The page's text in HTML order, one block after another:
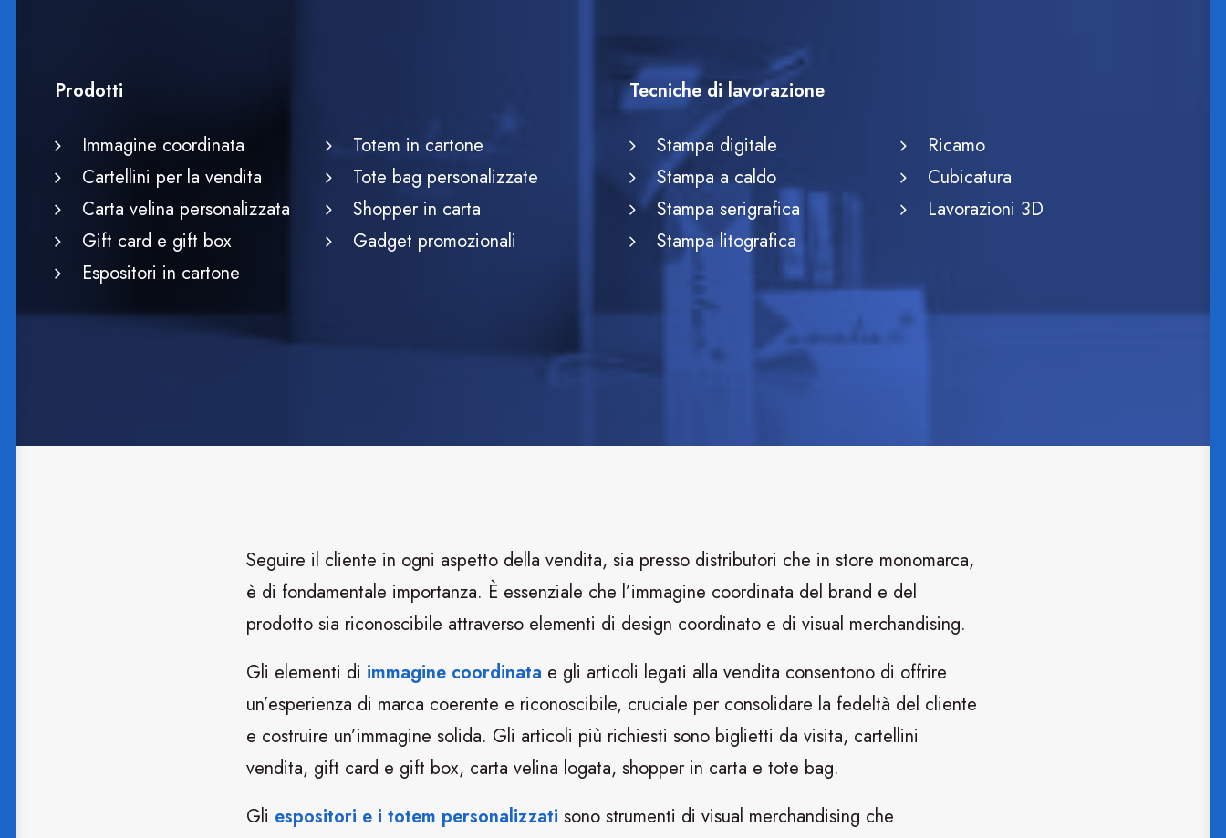
Prodotti
Immagine coordinata
Cartellini per la vendita
Carta velina personalizzata
Gift card e gift box
Espositori in cartone
Totem in cartone
Tote bag personalizzate
Shopper in carta
Gadget promozionali
Tecniche di lavorazione
Stampa digitale
Stampa a caldo
Stampa serigrafica
Stampa litografica
Ricamo
Cubicatura
Lavorazioni 3D
Seguire il cliente in ogni aspetto della vendita, sia presso distributori che in store monomarca,
è di fondamentale importanza. È essenziale che l’immagine coordinata del brand e del
prodotto sia riconoscibile attraverso elementi di design coordinato e di visual merchandising.
Gli elementi di immagine coordinata e gli articoli legati alla vendita consentono di offrire
un’esperienza di marca coerente e riconoscibile, cruciale per consolidare la fedeltà del cliente
e costruire un’immagine solida. Gli articoli più richiesti sono biglietti da visita, cartellini
vendita, gift card e gift box, carta velina logata, shopper in carta e tote bag.
Gli espositori e i totem personalizzati sono strumenti di visual merchandising che